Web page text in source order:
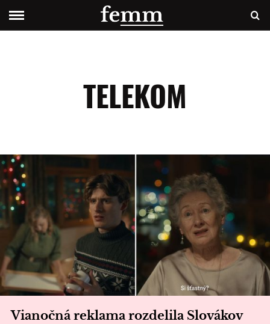
TELEKOM
Vianočná reklama rozdelila Slovákov